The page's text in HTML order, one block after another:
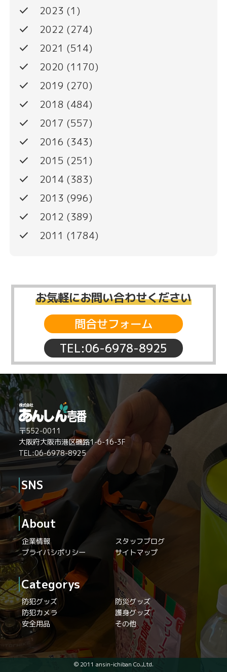
done 2023 (1)
done 2022 (274)
done 2021 (514)
done 2020 (1170)
done 2019 (270)
done 2018 (484)
done 2017 (557)
done 2016 (343)
done 2015 (251)
done 2014 (383)
done 2013 (996)
done 2012 (389)
done 2011 (1784)
お気軽にお問い合わせください
TEL:06-6978-8925
問合せフォーム
〒552-0011
大阪府大阪市港区磯路1-6-16-3F
TEL:06-6978-8925
SNS
About
企業情報
スタッフブログ
プライバシポリシー
サイトマップ
Categorys
防犯グッズ
防災グッズ
防犯カメラ
護身グッズ
安全用品
その他
© 2011 ansin-ichiban Co.,Ltd.